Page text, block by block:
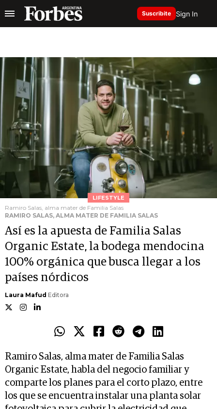
Suscribite Sign In
LIFESTYLE
Ramiro Salas, alma mater de Familia Salas
RAMIRO SALAS, ALMA MATER DE FAMILIA SALAS
Así es la apuesta de Familia Salas
Organic Estate, la bodega mendocina
100% orgánica que busca llegar a los
países nórdicos
Laura Mafud Editora
Ramiro Salas, alma mater de Familia Salas
Organic Estate, habla del negocio familiar y
comparte los planes para el corto plazo, entre
los que se encuentra instalar una planta solar